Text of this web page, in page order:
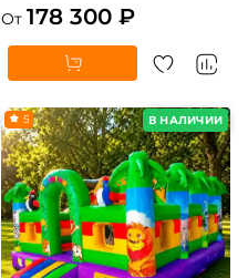
От 178 300 ₽
В НАЛИЧИИ
5